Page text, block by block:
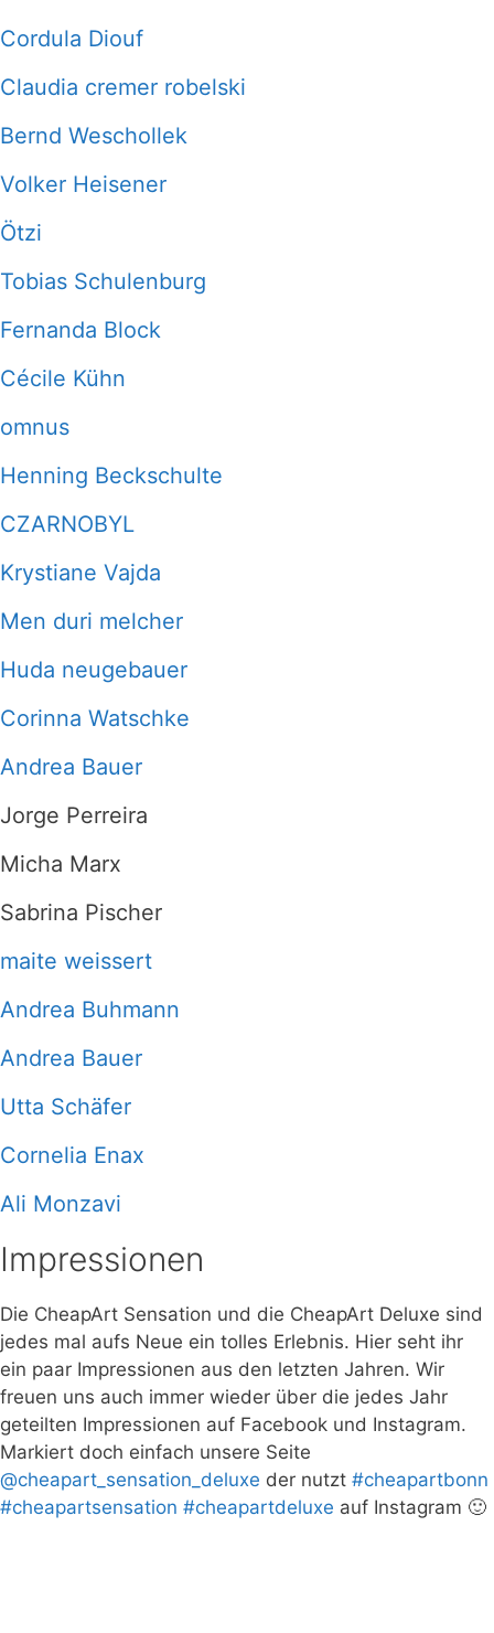
Cordula Diouf
Claudia cremer robelski
Bernd Weschollek
Volker Heisener
Ötzi
Tobias Schulenburg
Fernanda Block
Cécile Kühn
omnus
Henning Beckschulte
CZARNOBYL
Krystiane Vajda
Men duri melcher
Huda neugebauer
Corinna Watschke
Andrea Bauer
Jorge Perreira
Micha Marx
Sabrina Pischer
maite weissert
Andrea Buhmann
Andrea Bauer
Utta Schäfer
Cornelia Enax
Ali Monzavi
Impressionen
Die CheapArt Sensation und die CheapArt Deluxe sind
jedes mal aufs Neue ein tolles Erlebnis. Hier seht ihr
ein paar Impressionen aus den letzten Jahren. Wir
freuen uns auch immer wieder über die jedes Jahr
geteilten Impressionen auf Facebook und Instagram.
Markiert doch einfach unsere Seite
@cheapart_sensation_deluxe der nutzt #cheapartbonn
#cheapartsensation #cheapartdeluxe auf Instagram 🙂